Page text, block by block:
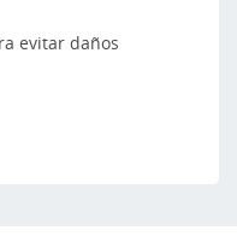
evitar daños